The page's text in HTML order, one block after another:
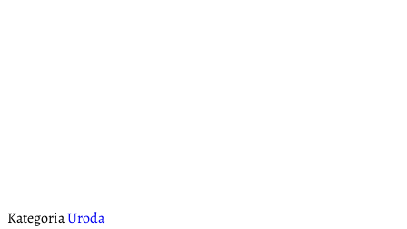
KategoriaUroda